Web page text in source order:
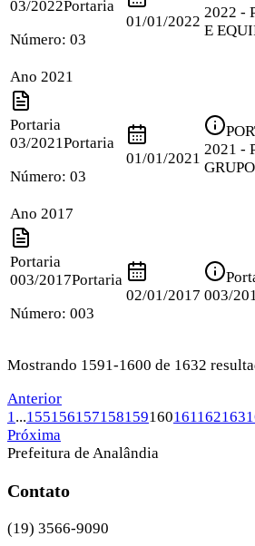
03/2022Portaria
Número: 03
01/01/2022
2022 -
E
Ano 2021
Portaria
03/2021Portaria
Número: 03
01/01/2021
2021 -
Ano 2017
Portaria
003/2017Portaria
Número: 003
02/01/2017 003/
Mostrando 1591-1600 de 1632
Anterior
1...155156157158159160161162163
Próxima
Prefeitura de Analândia
Contato
(19) 3566-9090